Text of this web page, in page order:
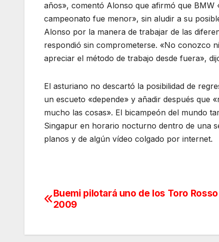
años», comentó Alonso que afirmó que
campeonato fue menor», sin aludir a su
Alonso por la manera de trabajar de las
respondió sin comprometerse. «No conozco
apreciar el método de trabajo desde fuera»,
El asturiano no descartó la posibilidad de
un escueto «depende» y añadir después que
mucho las cosas». El bicampeón del mundo
Singapur en horario nocturno dentro de una
planos y de algún vídeo colgado por internet.
Navegación
entradas
Buemi pilotará uno de los Toro
2009